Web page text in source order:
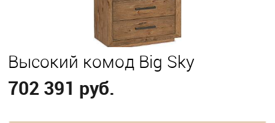
Высокий комод Big Sky
702 391 руб.